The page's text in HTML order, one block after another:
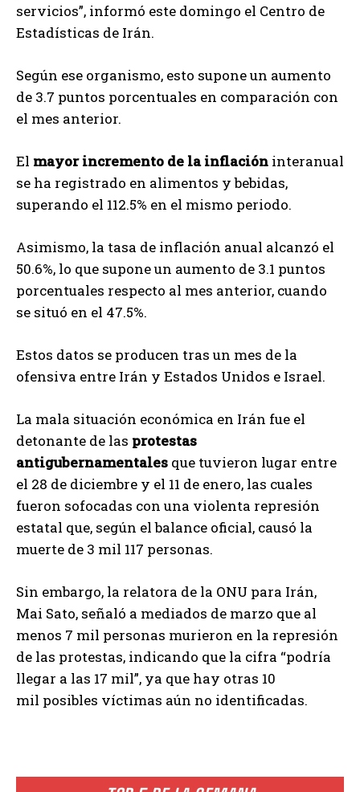
servicios”, informó este domingo el Centro de
Estadísticas de Irán.
Según ese organismo, esto supone un aumento
de 3.7 puntos porcentuales en comparación con
el mes anterior.
El mayor incremento de la inflación interanual
se ha registrado en alimentos y bebidas,
superando el 112.5% en el mismo periodo.
Asimismo, la tasa de inflación anual alcanzó el
50.6%, lo que supone un aumento de 3.1 puntos
porcentuales respecto al mes anterior, cuando
se situó en el 47.5%.
Estos datos se producen tras un mes de la
ofensiva entre Irán y Estados Unidos e Israel.
La mala situación económica en Irán fue el
detonante de las protestas
antigubernamentales que tuvieron lugar entre
el 28 de diciembre y el 11 de enero, las cuales
fueron sofocadas con una violenta represión
estatal que, según el balance oficial, causó la
muerte de 3 mil 117 personas.
Sin embargo, la relatora de la ONU para Irán,
Mai Sato, señaló a mediados de marzo que al
menos 7 mil personas murieron en la represión
de las protestas, indicando que la cifra “podría
llegar a las 17 mil”, ya que hay otras 10
mil posibles víctimas aún no identificadas.